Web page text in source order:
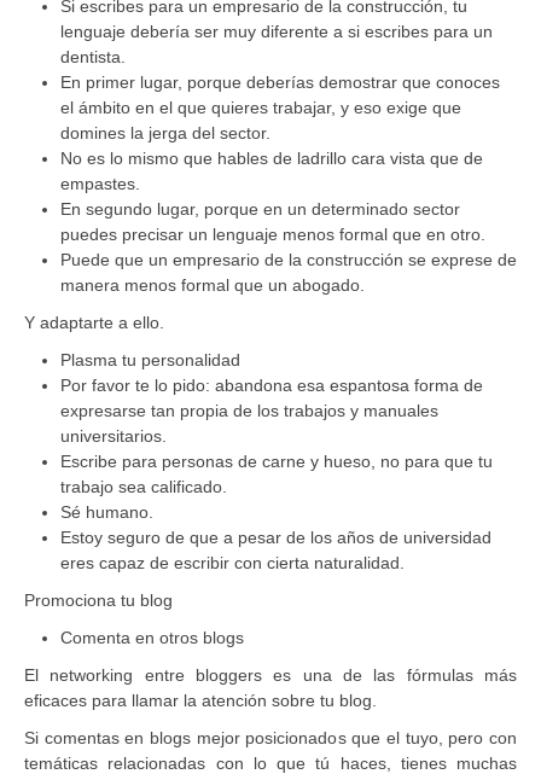
Si escribes para un empresario de la construcción, tu
lenguaje debería ser muy diferente a si escribes para un
dentista.
En primer lugar, porque deberías demostrar que conoces
el ámbito en el que quieres trabajar, y eso exige que
domines la jerga del sector.
No es lo mismo que hables de ladrillo cara vista que de
empastes.
En segundo lugar, porque en un determinado sector
puedes precisar un lenguaje menos formal que en otro.
Puede que un empresario de la construcción se exprese de
manera menos formal que un abogado.
Y adaptarte a ello.
Plasma tu personalidad
Por favor te lo pido: abandona esa espantosa forma de
expresarse tan propia de los trabajos y manuales
universitarios.
Escribe para personas de carne y hueso, no para que tu
trabajo sea calificado.
Sé humano.
Estoy seguro de que a pesar de los años de universidad
eres capaz de escribir con cierta naturalidad.
Promociona tu blog
Comenta en otros blogs
El networking entre bloggers es una de las fórmulas más
eficaces para llamar la atención sobre tu blog.
Si comentas en blogs mejor posicionados que el tuyo, pero con
temáticas relacionadas con lo que tú haces, tienes muchas